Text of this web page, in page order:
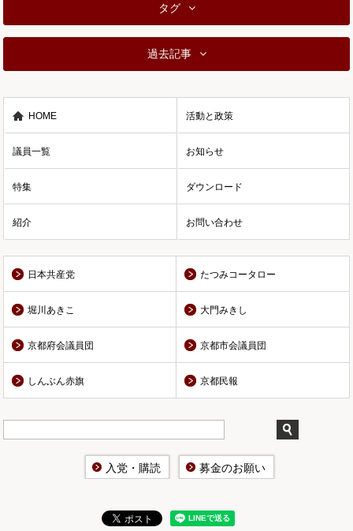
タグ
過去記事
HOME 活動と政策
議員一覧 お知らせ
特集 ダウンロード
紹介 お問い合わせ
日本共産党 たつみコータロー
堀川あきこ 大門みきし
京都府会議員団 京都市会議員団
しんぶん赤旗 京都民報
入党・購読 募金のお願い